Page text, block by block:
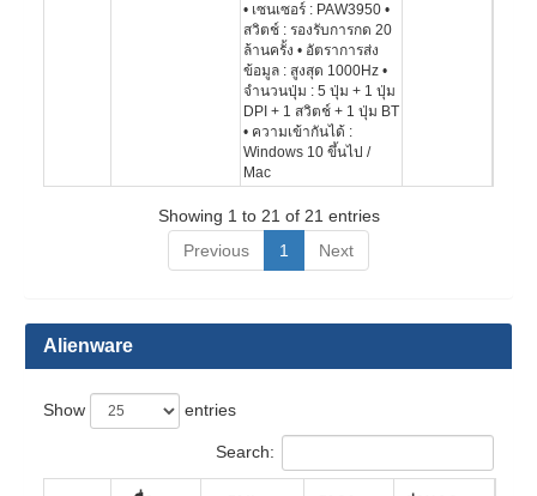
• เซนเซอร์ : PAW3950 •
สวิตช์ : รองรับการกด 20
ล้านครั้ง • อัตราการส่ง
ข้อมูล : สูงสุด 1000Hz •
จำนวนปุ่ม : 5 ปุ่ม + 1 ปุ่ม
DPI + 1 สวิตช์ + 1 ปุ่ม BT
• ความเข้ากันได้ :
Windows 10 ขึ้นไป /
Mac
Showing 1 to 21 of 21 entries
Previous
1 Next
Alienware
Show entries
Search: